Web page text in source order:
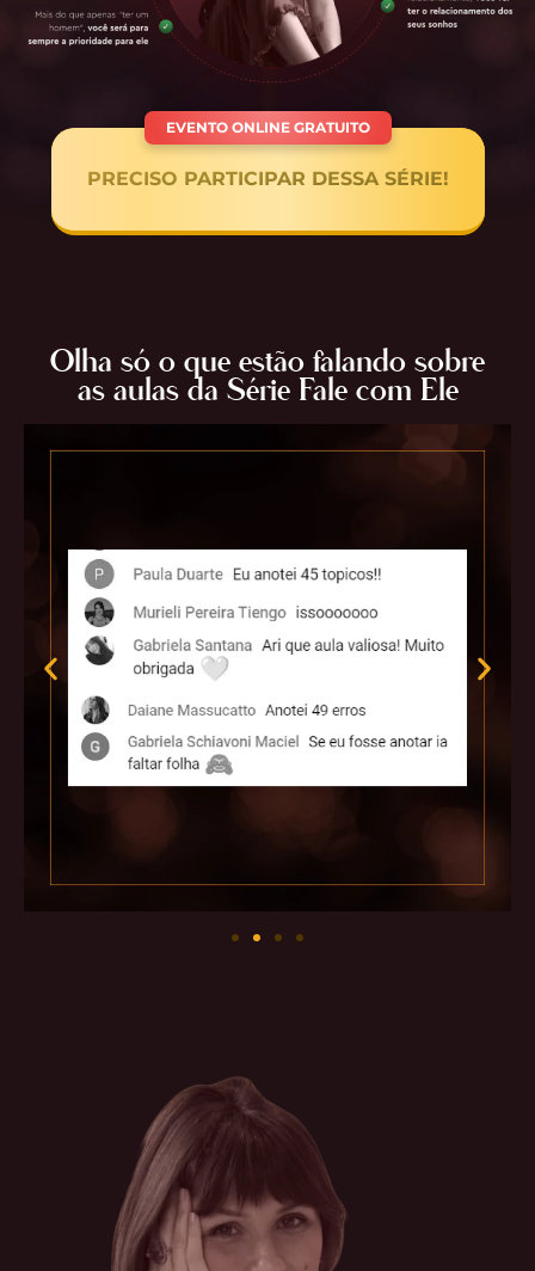
EVENTO ONLINE GRATUITO
PRECISO PARTICIPAR DESSA SÉRIE!
Olha só o que estão falando sobre
as aulas da Série Fale com Ele